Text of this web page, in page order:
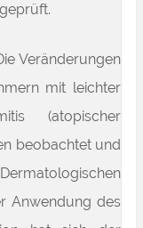
Veränderungen
mit leichter
(atopischer
beobachtet und
Anwendung des